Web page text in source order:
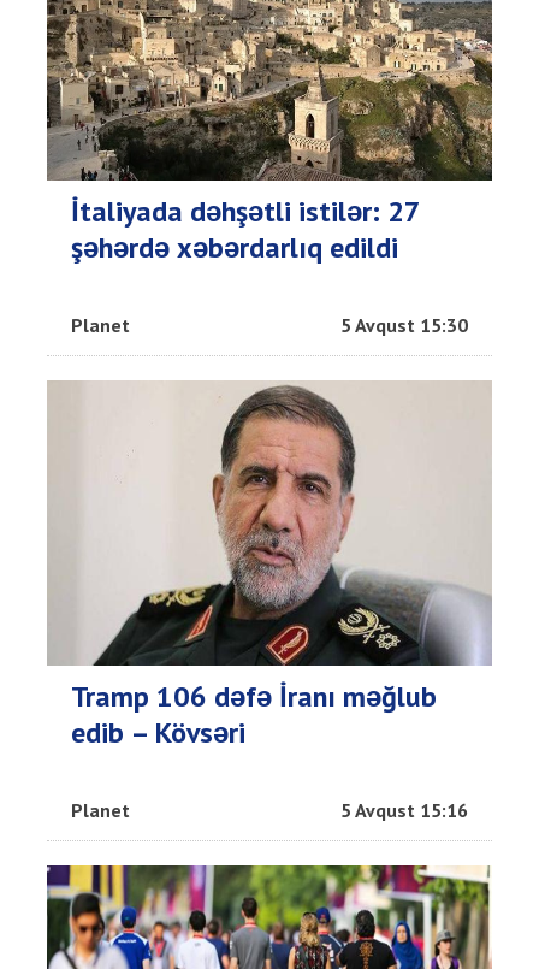
İtaliyada dəhşətli istilər: 27
şəhərdə xəbərdarlıq edildi
Planet 5 Avqust 15:30
Tramp 106 dəfə İranı məğlub
edib – Kövsəri
Planet 5 Avqust 15:16